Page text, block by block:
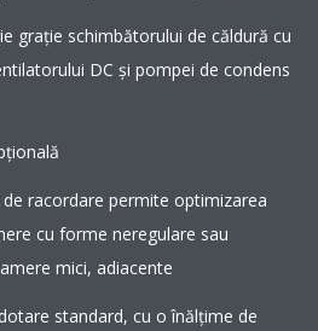
graţie schimbătorului de căldură cu
DC şi pompei de condens
racordare permite optimizarea
cu forme neregulare sau
mici, adiacente
standard, cu o înălţime de